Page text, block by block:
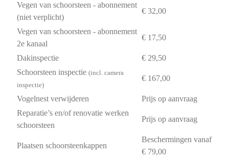
Vegen van schoorsteen - abonnement
(niet verplicht)
€ 32,00
Vegen van schoorsteen - abonnement
2e kanaal
€ 17,50
Dakinspectie
€ 29,50
Schoorsteen inspectie (incl. camera
inspectie)
€ 167,00
Vogelnest verwijderen
Prijs op aanvraag
Reparatie’s en/of renovatie werken
schoorsteen
Prijs op aanvraag
Plaatsen schoorsteenkappen
Beschermingen vanaf
€ 79,00